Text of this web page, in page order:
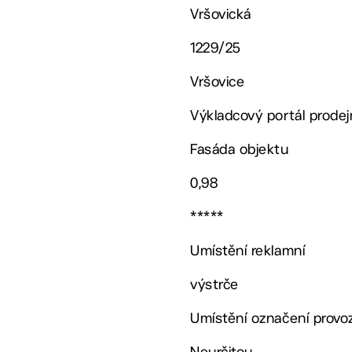
Vršovická
1229/25
Vršovice
Výkladcový portál
Fasáda objektu
0,98
*****
Umístění reklamní
výstrče
Umístění označení